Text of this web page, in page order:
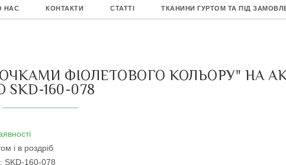
НАС КОНТАКТИ СТАТТІ ТКАНИНИ ГУРТОМ ТА ПІД
ФІОЛЕТОВОГО КОЛЬОРУ" НА
SKD-160-078
і в роздріб
SKD-160-078